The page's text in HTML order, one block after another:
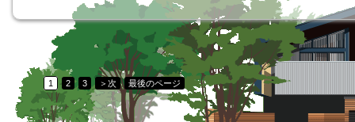
1 2 3 ＞次 最後のページ